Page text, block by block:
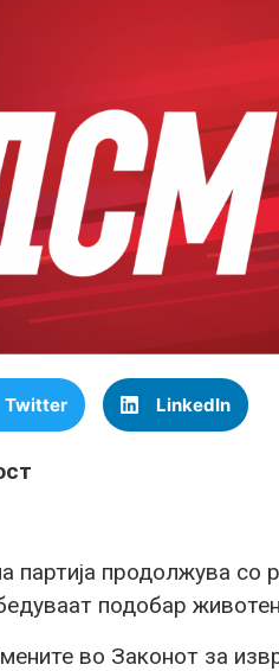
Twitter LinkedIn
продолжува со
подобар
во Законот за